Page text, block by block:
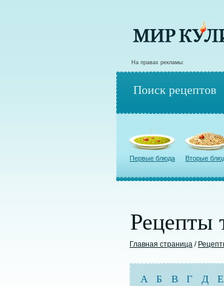
На правах рекламы:
Поиск рецептов
Первые блюда Вторые
Рецепты
Главная страница /
А Б В Г Д Е